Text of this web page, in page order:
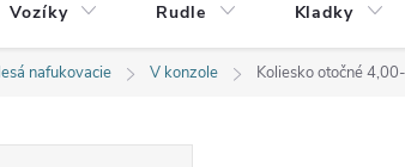
Vozíky Rudle Kladky
nafukovacie V konzole Koliesko otočné